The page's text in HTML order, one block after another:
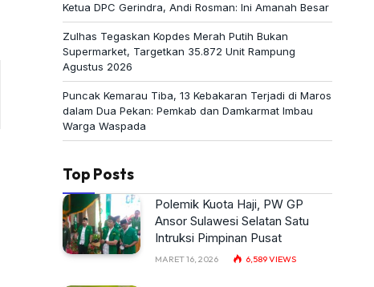
Ketua DPC Gerindra, Andi Rosman: Ini Amanah Besar
Zulhas Tegaskan Kopdes Merah Putih Bukan
Supermarket, Targetkan 35.872 Unit Rampung
Agustus 2026
Puncak Kemarau Tiba, 13 Kebakaran Terjadi di Maros
dalam Dua Pekan: Pemkab dan Damkarmat Imbau
Warga Waspada
Top Posts
Polemik Kuota Haji, PW GP
Ansor Sulawesi Selatan Satu
Intruksi Pimpinan Pusat
MARET 16, 2026 6,589VIEWS